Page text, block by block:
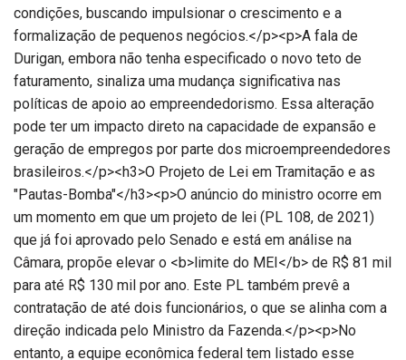
condições, buscando impulsionar o crescimento e a
formalização de pequenos negócios.</p><p>A fala de
Durigan, embora não tenha especificado o novo teto de
faturamento, sinaliza uma mudança significativa nas
políticas de apoio ao empreendedorismo. Essa alteração
pode ter um impacto direto na capacidade de expansão e
geração de empregos por parte dos microempreendedores
brasileiros.</p><h3>O Projeto de Lei em Tramitação e as
"Pautas-Bomba"</h3><p>O anúncio do ministro ocorre em
um momento em que um projeto de lei (PL 108, de 2021)
que já foi aprovado pelo Senado e está em análise na
Câmara, propõe elevar o <b>limite do MEI</b> de R$ 81 mil
para até R$ 130 mil por ano. Este PL também prevê a
contratação de até dois funcionários, o que se alinha com a
direção indicada pelo Ministro da Fazenda.</p><p>No
entanto, a equipe econômica federal tem listado esse